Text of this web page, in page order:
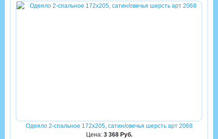
Одеяло 2-спальное 172х205, сатин/овечья шерсть арт 2068
Цена: 3 368 Руб.